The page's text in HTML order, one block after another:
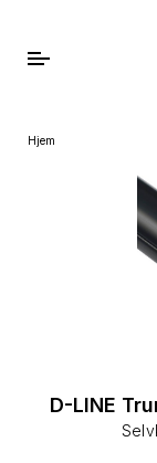
Hjem
D-LINE